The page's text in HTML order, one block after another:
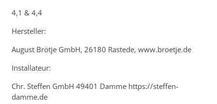
4,1 & 4,4
Hersteller:
August Brötje GmbH, 26180 Rastede, www.broetje.de
Installateur:
Chr. Steffen GmbH 49401 Damme https://steffen-
damme.de